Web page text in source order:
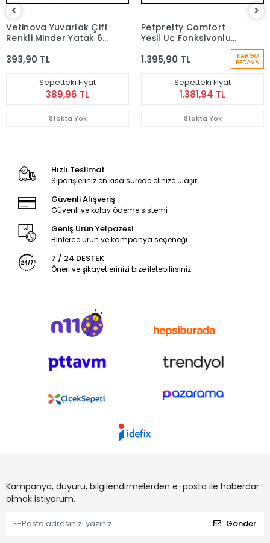
Vetinova Yuvarlak Çift
Renkli Minder Yatak 60
393,90 TL
Sepetteki Fiyat
389,96 TL
Stokta Yok
Petpretty Comfort
Yeşil Üç Fonksiyonlu
Yatak 42 x 42 x 23 cm
1.395,90 TL KARGO
BEDAVA
Sepetteki Fiyat
1.381,94 TL
Stokta Yok
Hızlı Teslimat
Siparişleriniz en kısa sürede elinize ulaşır.
Güvenli Alışveriş
Güvenli ve kolay ödeme sistemi
Geniş Ürün Yelpazesi
Binlerce ürün ve kampanya seçeneği
7 / 24 DESTEK
Öneri ve şikayetlerinizi bize iletebilirsiniz.
Kampanya, duyuru, bilgilendirmelerden e-posta ile haberdar
olmak istiyorum.
Gönder